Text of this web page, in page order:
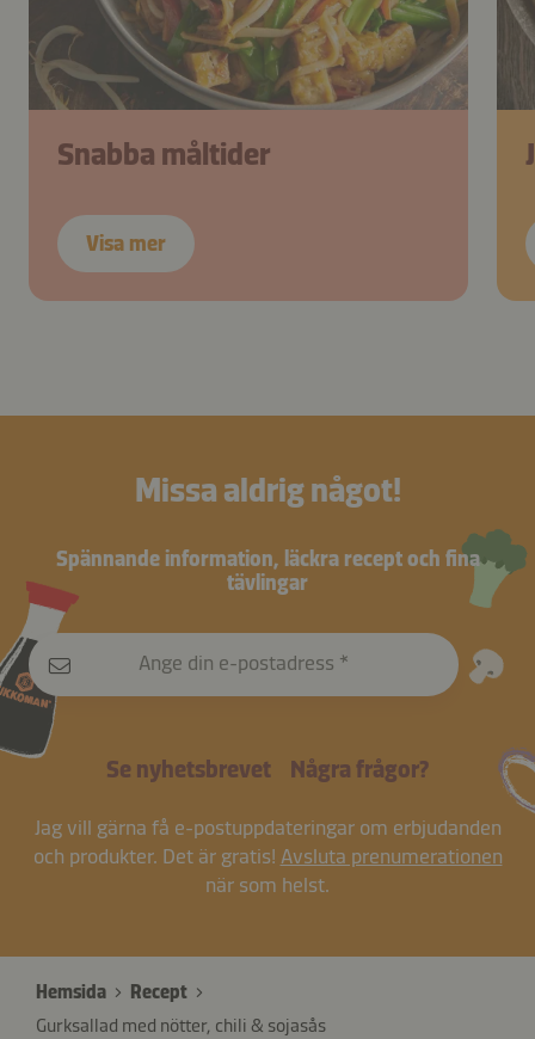
Snabba måltider
Visa mer
Missa aldrig något!
Spännande information, läckra recept och fina
tävlingar
Ange din e-postadress
Se nyhetsbrevet Några frågor?
Jag vill gärna få e-postuppdateringar om erbjudanden
och produkter. Det är gratis! Avsluta prenumerationen
när som helst.
Hemsida
Recept
Gurksallad med nötter, chili & sojasås